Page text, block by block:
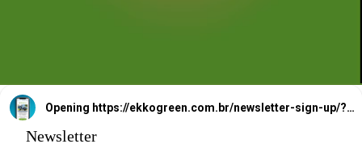
Opening https://ekkogreen.com.br/newsletter-sign-up/?utm_source=google&utm_medium=web-stories&utm_campaign=newsletter
Newsletter